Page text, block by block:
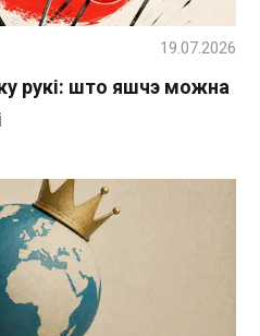
рукі: што яшчэ можна
19.07.2026